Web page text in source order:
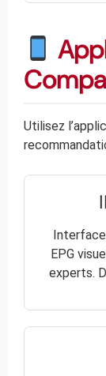
Utilisez
EPG
experts.